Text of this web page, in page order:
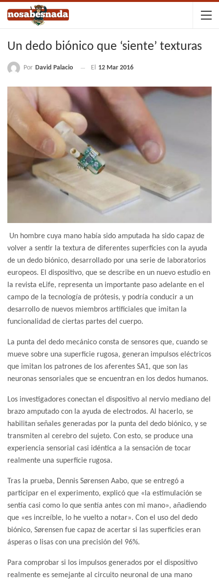
Un dedo biónico que ‘siente’ texturas
Por David Palacio El 12 Mar 2016
Un hombre cuya mano había sido amputada ha sido capaz de
volver a sentir la textura de diferentes superficies con la ayuda
de un dedo biónico, desarrollado por una serie de laboratorios
europeos. El dispositivo, que se describe en un nuevo estudio en
la revista eLife, representa un importante paso adelante en el
campo de la tecnología de prótesis, y podría conducir a un
desarrollo de nuevos miembros artificiales que imitan la
funcionalidad de ciertas partes del cuerpo.
La punta del dedo mecánico consta de sensores que, cuando se
mueve sobre una superficie rugosa, generan impulsos eléctricos
que imitan los patrones de los aferentes SA1, que son las
neuronas sensoriales que se encuentran en los dedos humanos.
Los investigadores conectan el dispositivo al nervio mediano del
brazo amputado con la ayuda de electrodos. Al hacerlo, se
habilitan señales generadas por la punta del dedo biónico, y se
transmiten al cerebro del sujeto. Con esto, se produce una
experiencia sensorial casi idéntica a la sensación de tocar
realmente una superficie rugosa.
Tras la prueba, Dennis Sørensen Aabo, que se entregó a
participar en el experimento, explicó que «la estimulación se
sentía casi como lo que sentía antes con mi mano», añadiendo
que «es increíble, lo he vuelto a notar». Con el uso del dedo
biónico, Sørensen fue capaz de acertar si las superficies eran
ásperas o lisas con una precisión del 96%.
Para comprobar si los impulsos generados por el dispositivo
realmente es semejante al circuito neuronal de una mano